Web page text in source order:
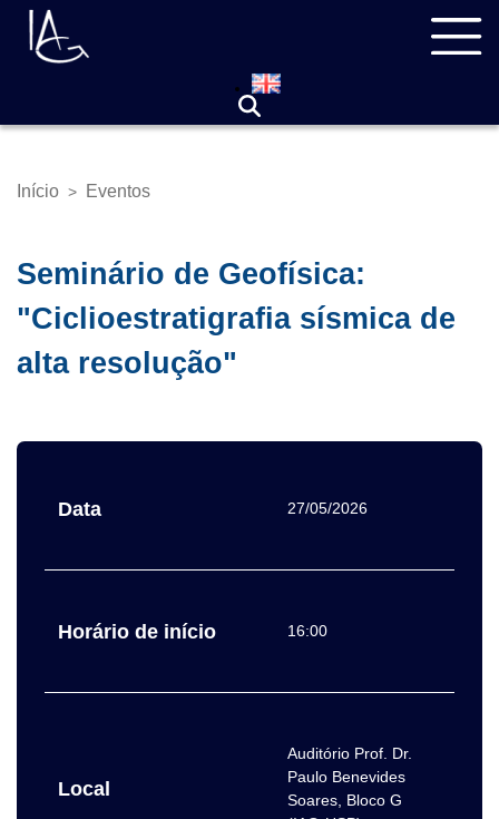
Pular
para
Trilha
Início > Eventos
Seminário de Geofísica:
"Ciclioestratigrafia sísmica de
alta resolução"
Data 27/05/2026
Horário de início 16:00
Local
Auditório Prof. Dr.
Paulo Benevides
Soares, Bloco G